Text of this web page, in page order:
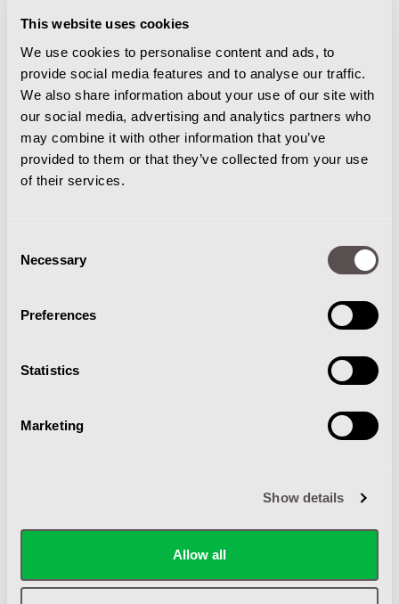
This website uses cookies
We use cookies to personalise content and ads, to
provide social media features and to analyse our traffic.
We also share information about your use of our site with
our social media, advertising and analytics partners who
may combine it with other information that you’ve
provided to them or that they’ve collected from your use
of their services.
Selection
Necessary
Preferences
Statistics
Marketing
Show details
Allow all
Verzenden
Totaal excl. btw
€0,00
21% btw
€0,00
Totaal incl.btw
€0,00
PRAKTISCHE INFORMATIE